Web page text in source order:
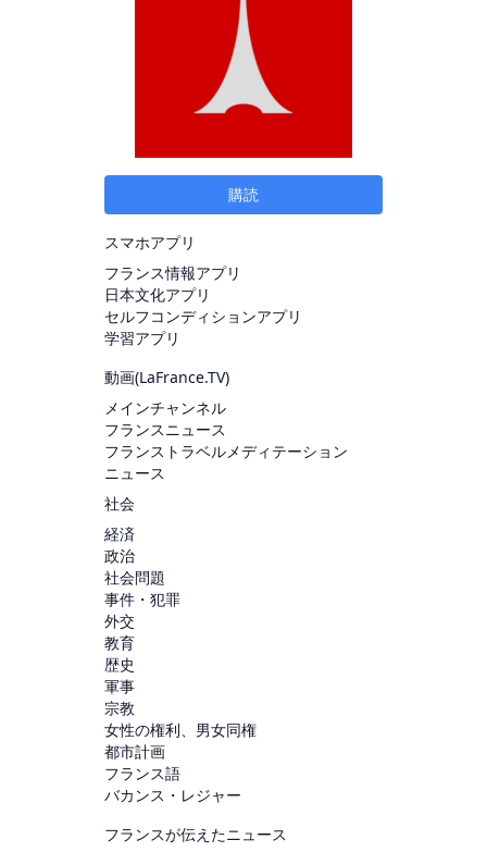
購読
スマホアプリ
フランス情報アプリ
日本文化アプリ
セルフコンディションアプリ
学習アプリ
動画(LaFrance.TV)
メインチャンネル
フランスニュース
フランストラベルメディテーション
ニュース
社会
経済
政治
社会問題
事件・犯罪
外交
教育
歴史
軍事
宗教
女性の権利、男女同権
都市計画
フランス語
バカンス・レジャー
フランスが伝えたニュース